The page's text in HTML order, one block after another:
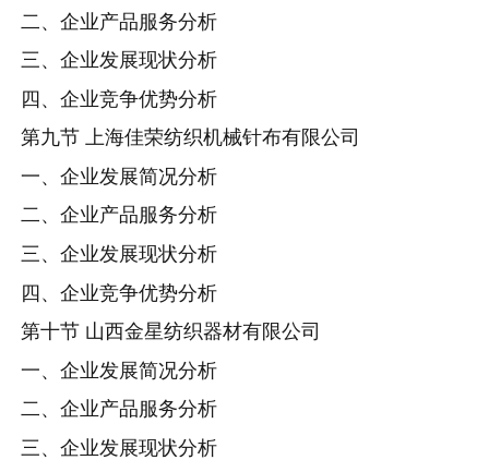
二、企业产品服务分析
三、企业发展现状分析
四、企业竞争优势分析
第九节 上海佳荣纺织机械针布有限公司
一、企业发展简况分析
二、企业产品服务分析
三、企业发展现状分析
四、企业竞争优势分析
第十节 山西金星纺织器材有限公司
一、企业发展简况分析
二、企业产品服务分析
三、企业发展现状分析